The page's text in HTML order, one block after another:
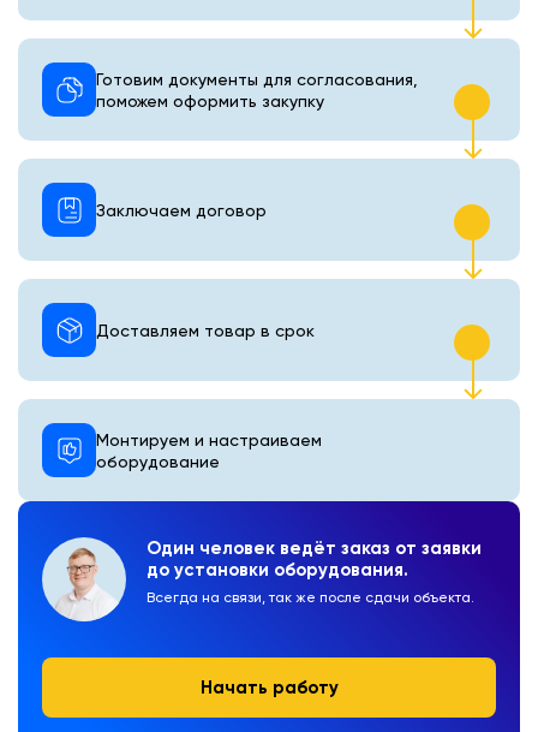
Один человек ведёт заказ от заявки
до установки оборудования.
Всегда на связи, так же после сдачи объекта.
Начать работу
Готовим документы для согласования,
поможем оформить закупку
Монтируем и настраиваем
оборудование
Доставляем товар в срок
Заключаем договор